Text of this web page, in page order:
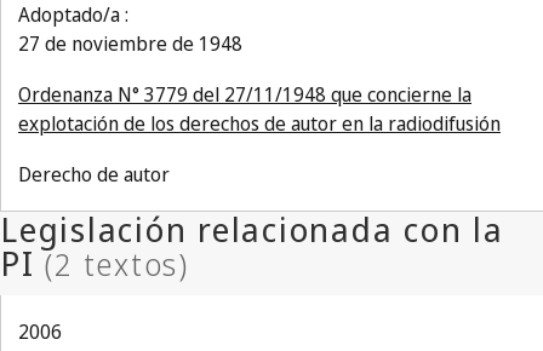
Adoptado/a :
27 de noviembre de 1948
Ordenanza N° 3779 del 27/11/1948 que concierne la
explotación de los derechos de autor en la radiodifusión
Derecho de autor
2006